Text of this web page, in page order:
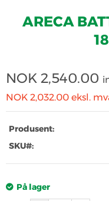
ARECA
NOK 2,540.00
NOK 2,032.00 eksl.
Produsent:
SKU#:
På lager